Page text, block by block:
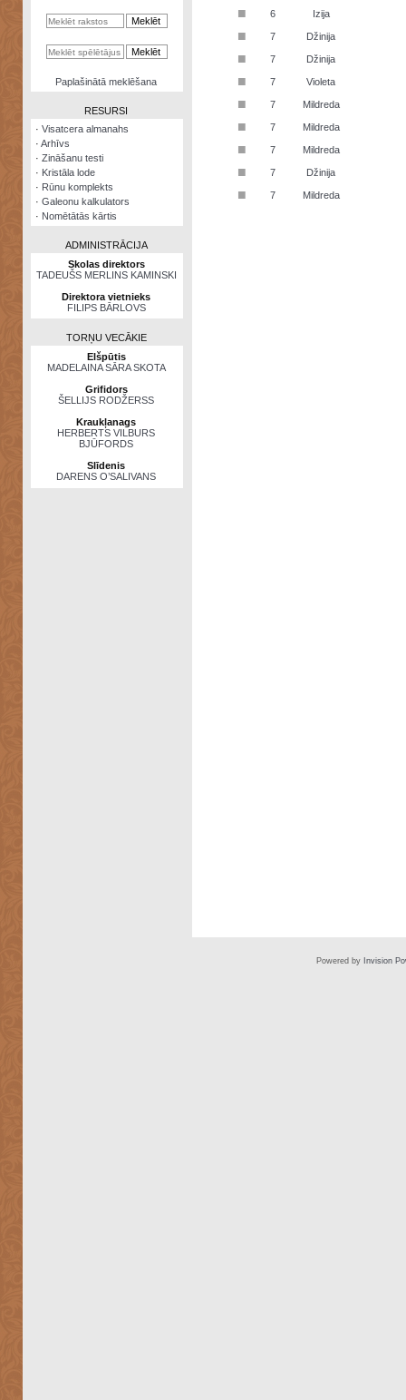
kalkulators
NomētātāsPaplašinātā meklēšana
RESURSI
·Visatcera almanahs
·Arhīvs
·Zināšanu testi
· Kristāla lode
· Rūnu komplekts
·Galeonu kalkulators
· Nomētātās kārtis
ADMINISTRĀCIJA
Skolas direktors
TADEUŠS MERLINS KAMINSKI
Direktora vietnieks
FILIPS BĀRLOVS
TORŅU VECĀKIE
Elšpūtis
MADELAINA SĀRA SKOTA
Grifidors
ŠELLIJS RODŽERSS
Kraukļanags
HERBERTS VILBURS
BJŪFORDS
Slīdenis
DARENS O’SALIVANS
■ 6 Izija
■ 7 Džinija
■ 7 Džinija
■ 7 Violeta
■ 7 Mildreda
■ 7 Mildreda
■ 7 Mildreda
■ 7 Džinija
■ 7 Mildreda
Powered by Invision